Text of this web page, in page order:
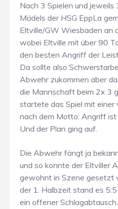
Nach 3 Spielen und jeweils
Mädels der HSG EppLa
Eltville/GW Wiesbaden an
wobei Eltville mit über 90
den besten Angriff der
Da sollte also
Abwehr zukommen aber
die Mannschaft beim 2x 3
startete das Spiel mit
nach dem Motto: Angriff
Und der Plan ging auf.
Die Abwehr fängt ja
und so konnte der Eltviller
gewohnt in Szene gesetzt
der 1. Halbzeit stand es
ein offener Schlagabtausch.